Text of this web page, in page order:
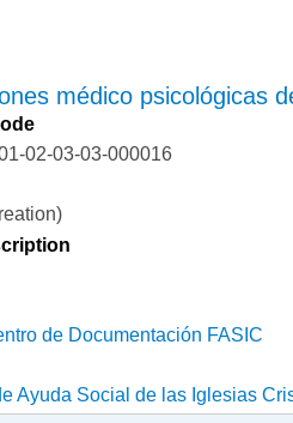
médico psicológicas
02-03-03-000016
de Documentación FASIC
Ayuda Social de las Iglesias